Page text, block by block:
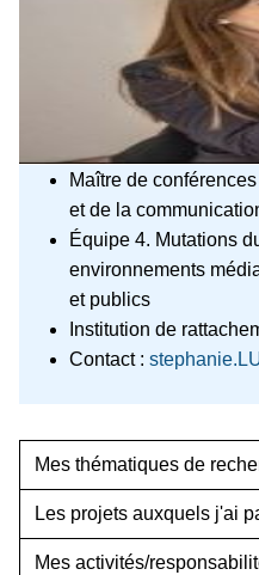
Maître de
et de la
Équipe 4. Mutations
environnements
et publics
Institution de
Contact :
Mes thématiques de
Les projets auxquels j'ai
Mes activités/